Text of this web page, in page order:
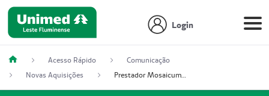
Login
Acesso Rápido
Comunicação
Novas Aquisições
Prestador Mosaicum Espaço Clínico Ltda (51004352-0)